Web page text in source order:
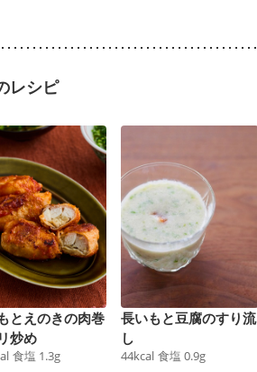
レシピ
とえのきの肉巻
炒め
食塩 1.3g
長いもと豆腐のすり流
し
44kcal 食塩 0.9g